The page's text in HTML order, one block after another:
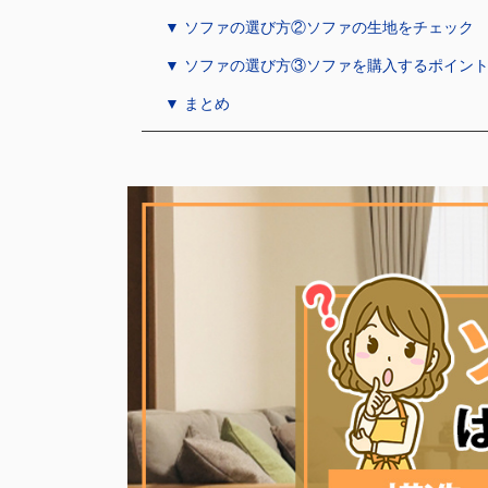
▼ ソファの選び方②ソファの生地をチェック
▼ ソファの選び方③ソファを購入するポイント
▼ まとめ